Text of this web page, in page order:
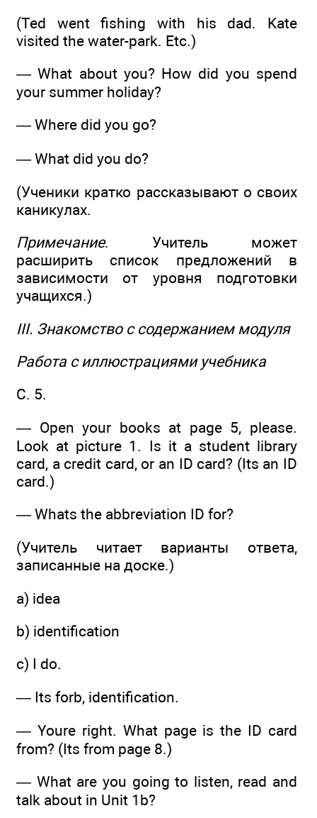
(Ted went fishing with his dad. Kate
visited the water-park. Etc.)
— What about you? How did you spend
your summer holiday?
— Where did you go?
— What did you do?
(Ученики кратко рассказывают о своих
каникулах.
Примечание. Учитель может
расширить список предложений в
зависимости от уровня подготовки
учащихся.)
III. Знакомство с содержанием модуля
Работа с иллюстрациями учебника
С. 5.
— Open your books at page 5, please.
Look at picture 1. Is it a student library
card, a credit card, or an ID card? (Its an ID
card.)
— Whats the abbreviation ID for?
(Учитель читает варианты ответа,
записанные на доске.)
a) idea
b) identification
с) I do.
— Its forb, identification.
— Youre right. What page is the ID card
from? (Its from page 8.)
— What are you going to listen, read and
talk about in Unit 1b?